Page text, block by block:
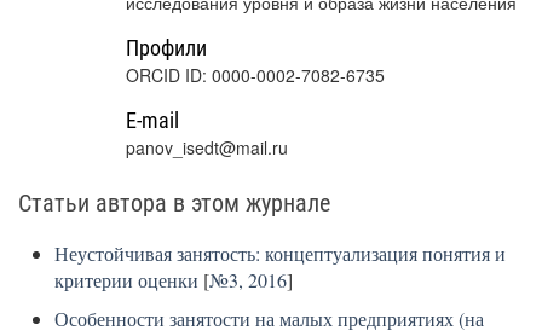
Профили
ORCID ID: 0000-0002-7082-6735
E-mail
panov_isedt@mail.ru
Статьи автора в этом журнале
Неустойчивая занятость: концептуализация понятия и
критерии оценки [№3, 2016]
Особенности занятости на малых предприятиях (на